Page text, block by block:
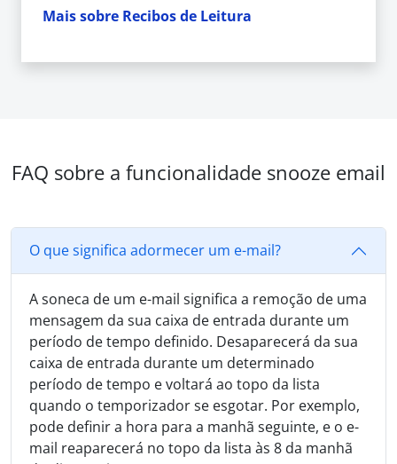
Mais sobre Recibos de Leitura
FAQ sobre a funcionalidade snooze email
O que significa adormecer um e-mail?
A soneca de um e-mail significa a remoção de uma
mensagem da sua caixa de entrada durante um
período de tempo definido. Desaparecerá da sua
caixa de entrada durante um determinado
período de tempo e voltará ao topo da lista
quando o temporizador se esgotar. Por exemplo,
pode definir a hora para a manhã seguinte, e o e-
mail reaparecerá no topo da lista às 8 da manhã